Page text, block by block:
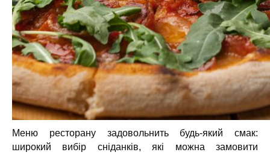
Меню ресторану задовольнить будь-який смак:
широкий вибір сніданків, які можна замовити